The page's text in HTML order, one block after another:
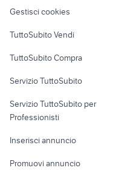
Informatica
Console e
Gestisci cookies
TuttoSubito Vendi
TuttoSubito Compra
Servizio TuttoSubito
Servizio TuttoSubito per
Professionisti
Inserisci annuncio
Promuovi annuncio